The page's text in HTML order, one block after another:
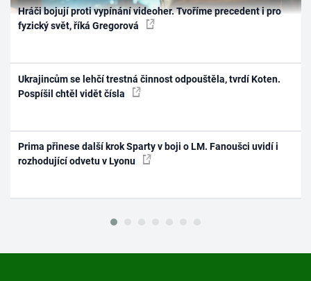
Hráči bojují proti vypínání videoher. Tvoříme precedent i pro
fyzický svět, říká Gregorová
Ukrajincům se lehčí trestná činnost odpouštěla, tvrdí Koten.
Pospíšil chtěl vidět čísla
Prima přinese další krok Sparty v boji o LM. Fanoušci uvidí i
rozhodující odvetu v Lyonu